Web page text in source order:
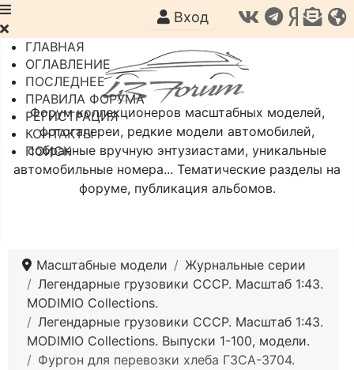
Форум коллекционеров масштабных моделей,
фотогалереи, редкие модели автомобилей,
собранные вручную энтузиастами, уникальные
автомобильные номера... Тематические разделы на
форуме, публикация альбомов.
Вход
ГЛАВНАЯ
ОГЛАВЛЕНИЕ
ПОСЛЕДНЕЕ
ПРАВИЛА ФОРУМА
РЕГИСТРАЦИЯ
КОНТАКТЫ
ПОИСК
Масштабные модели
Журнальные серии
Легендарные грузовики СССР. Масштаб 1:43.
MODIMIO Collections.
Легендарные грузовики СССР. Масштаб 1:43.
MODIMIO Collections. Выпуски 1-100, модели.
Фургон для перевозки хлеба ГЗСА-3704.